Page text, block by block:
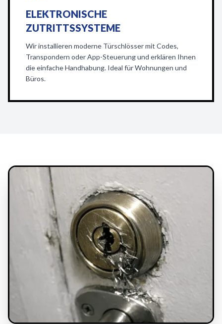
ELEKTRONISCHE
ZUTRITTSSYSTEME
Wir installieren moderne Türschlösser mit Codes,
Transpondern oder App-Steuerung und erklären Ihnen
die einfache Handhabung. Ideal für Wohnungen und
Büros.